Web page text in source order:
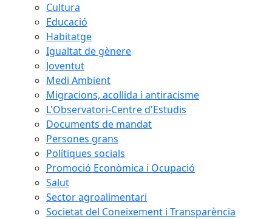
Cultura
Educació
Habitatge
Igualtat de gènere
Joventut
Medi Ambient
Migracions, acollida i antiracisme
L'Observatori-Centre d'Estudis
Documents de mandat
Persones grans
Polítiques socials
Promoció Econòmica i Ocupació
Salut
Sector agroalimentari
Societat del Coneixement i Transparència